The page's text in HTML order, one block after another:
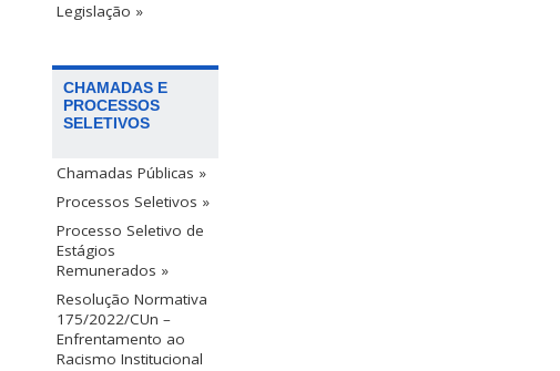
Legislação »
CHAMADAS E
PROCESSOS
SELETIVOS
Chamadas Públicas »
Processos Seletivos »
Processo Seletivo de
Estágios
Remunerados »
Resolução Normativa
175/2022/CUn –
Enfrentamento ao
Racismo Institucional